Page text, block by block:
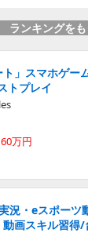
ランキングを
ト」スマホゲ
トプレイ
万円
況・eスポー
画スキル習得/